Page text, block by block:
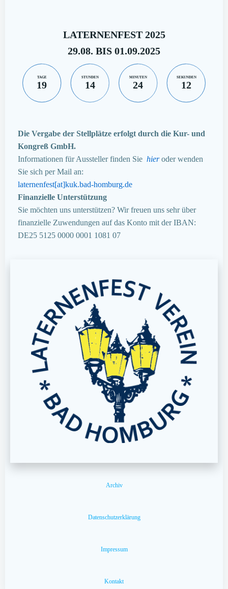
LATERNENFEST 2025
29.08. BIS 01.09.2025
TAGE
19
STUNDEN
14
MINUTEN
24
SEKUNDEN
11
Die Vergabe der Stellplätze erfolgt durch die Kur- und
Kongreß GmbH.
Informationen für Aussteller finden Sie hieroder wenden
Sie sich per Mail an:
laternenfest[at]kuk.bad-homburg.de
Finanzielle Unterstützung
Sie möchten uns unterstützen? Wir freuen uns sehr über
finanzielle Zuwendungen auf das Konto mit der IBAN:
DE25 5125 0000 0001 1081 07
Archiv
Datenschutzerklärung
Impressum
Kontakt